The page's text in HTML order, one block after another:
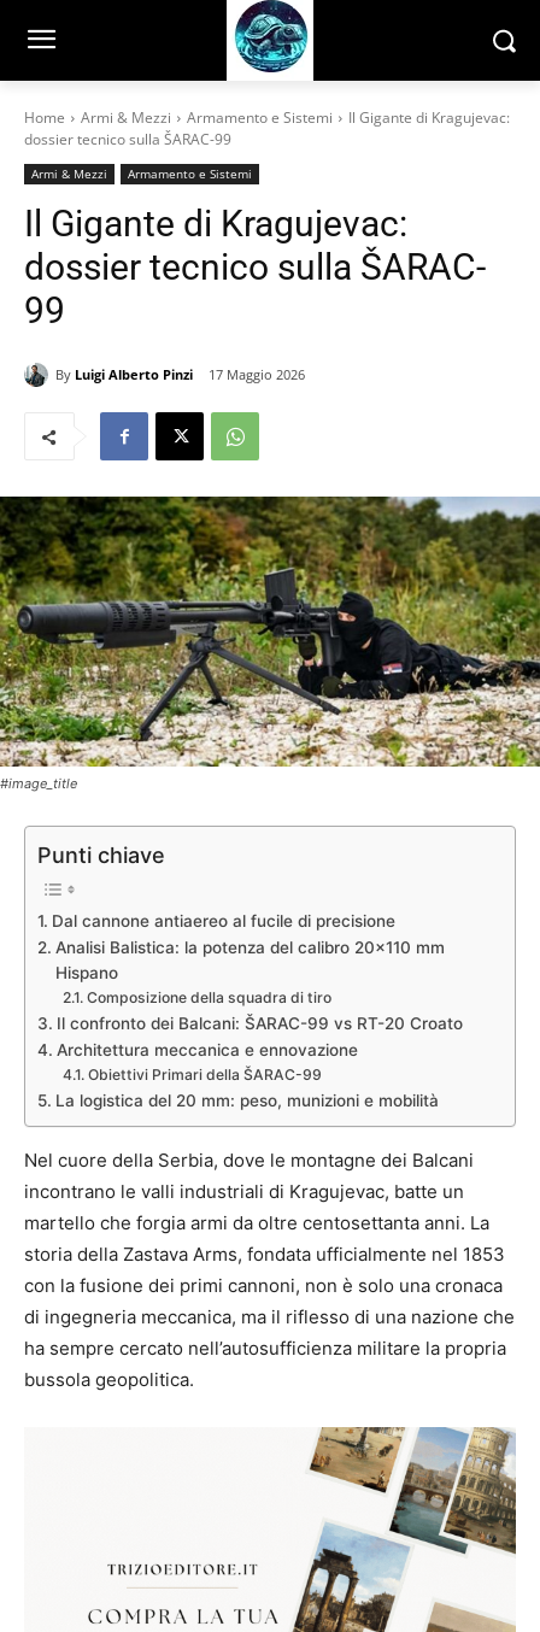
Home Armi & Mezzi Armamento e Sistemi
Il Gigante di Kragujevac:
dossier tecnico sulla ŠARAC-99
Armi & Mezzi Armamento e Sistemi
Il Gigante di Kragujevac:
dossier tecnico sulla ŠARAC-
99
By Luigi Alberto Pinzi 17 Maggio 2026
#image_title
Punti chiave
Dal cannone antiaereo al fucile di precisione
Analisi Balistica: la potenza del calibro 20×110 mm
Hispano
Composizione della squadra di tiro
Il confronto dei Balcani: ŠARAC-99 vs RT-20 Croato
Architettura meccanica e ennovazione
Obiettivi Primari della ŠARAC-99
La logistica del 20 mm: peso, munizioni e mobilità
Nel cuore della Serbia, dove le montagne dei Balcani
incontrano le valli industriali di Kragujevac, batte un
martello che forgia armi da oltre centosettanta anni. La
storia della Zastava Arms, fondata ufficialmente nel 1853
con la fusione dei primi cannoni, non è solo una cronaca
di ingegneria meccanica, ma il riflesso di una nazione che
ha sempre cercato nell’autosufficienza militare la propria
bussola geopolitica.